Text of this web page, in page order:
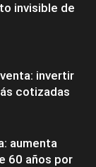
invisible de
invertir
cotizadas
aumenta
60 años por